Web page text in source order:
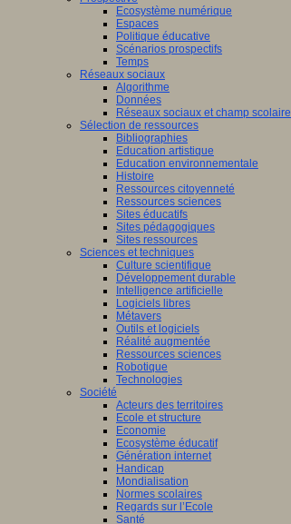
Ecosystème numérique
Espaces
Politique éducative
Scénarios prospectifs
Temps
Réseaux sociaux
Algorithme
Données
Réseaux sociaux et champ scolaire
Sélection de ressources
Bibliographies
Education artistique
Education environnementale
Histoire
Ressources citoyenneté
Ressources sciences
Sites éducatifs
Sites pédagogiques
Sites ressources
Sciences et techniques
Culture scientifique
Développement durable
Intelligence artificielle
Logiciels libres
Métavers
Outils et logiciels
Réalité augmentée
Ressources sciences
Robotique
Technologies
Société
Acteurs des territoires
Ecole et structure
Economie
Ecosystème éducatif
Génération internet
Handicap
Mondialisation
Normes scolaires
Regards sur l’Ecole
Santé